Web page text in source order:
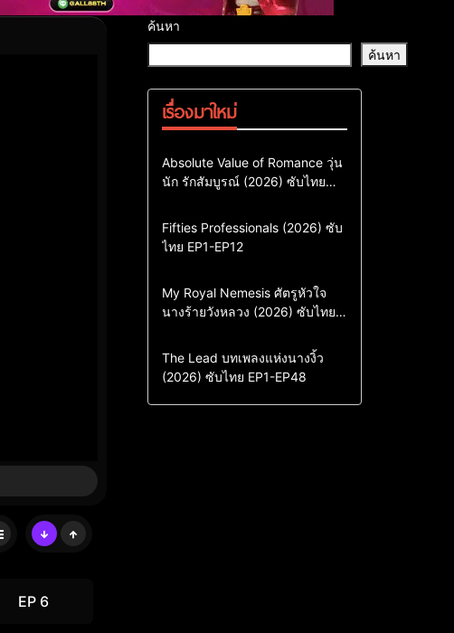
EP 6
ค้นหา
ค้นหา
เรื่องมาใหม่
Comedy Drama
ซีรี่ย์เกาหลี
ซีรี่ย์เกาหลีซับไทย
Absolute Value of Romance วุ่น
นัก รักสัมบูรณ์ (2026) ซับไทย
Action & Adventure
Comedy
Drama
ซีรี่ย์เกาหลี
Fifties Professionals (2026) ซับ
ไทย EP1-EP12
Comedy
Drama
Sci-Fi & Fantasy
ซีรี่ย์เกาหลี
My Royal Nemesis ศัตรูหัวใจ
นางร้ายวังหลวง (2026) ซับไทย
Drama
ซีรี่ย์จีน
ซีรี่ย์จีนซับไทย
The Lead บทเพลงแห่งนางงิ้ว
(2026) ซับไทย EP1-EP48